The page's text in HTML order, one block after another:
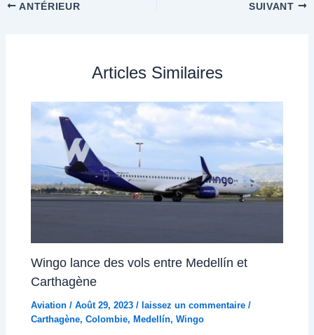
ANTÉRIEUR SUIVANT
Articles Similaires
Wingo lance des vols entre Medellín et
Carthagène
Aviation /Août 29, 2023/ laissez un commentaire /
Carthagène,Colombie, Medellín,Wingo